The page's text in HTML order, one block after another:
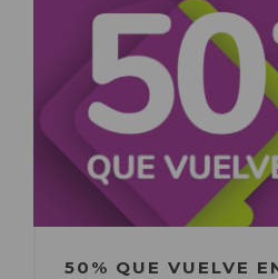
50% QUE VUELVE